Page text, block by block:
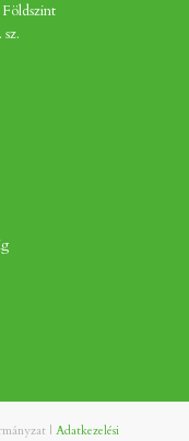
| Adatkezelési